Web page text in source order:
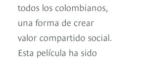
todos los colombianos,
una forma de crear
valor compartido social.
Esta película ha sido